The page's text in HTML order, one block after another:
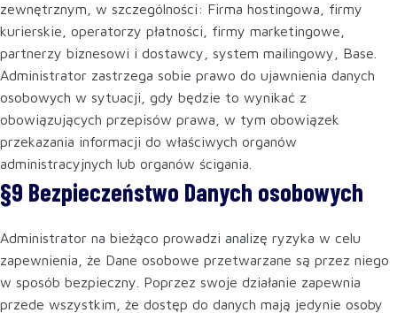
zewnętrznym, w szczególności: Firma hostingowa, firmy
kurierskie, operatorzy płatności, firmy marketingowe,
partnerzy biznesowi i dostawcy, system mailingowy, Base.
Administrator zastrzega sobie prawo do ujawnienia danych
osobowych w sytuacji, gdy będzie to wynikać z
obowiązujących przepisów prawa, w tym obowiązek
przekazania informacji do właściwych organów
administracyjnych lub organów ścigania.
§9 Bezpieczeństwo Danych osobowych
Administrator na bieżąco prowadzi analizę ryzyka w celu
zapewnienia, że Dane osobowe przetwarzane są przez niego
w sposób bezpieczny. Poprzez swoje działanie zapewnia
przede wszystkim, że dostęp do danych mają jedynie osoby